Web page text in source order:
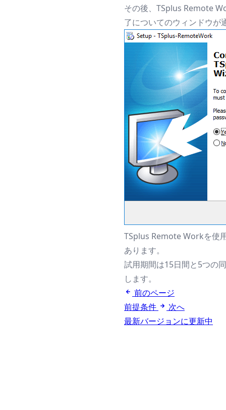
その後、TSplus Remote
了についてのウィンドウが
TSplus Remote Workを使
あります。
試用期間は15日間と5つの
します。
前のページ
前提条件
次へ
最新バージョンに更新中